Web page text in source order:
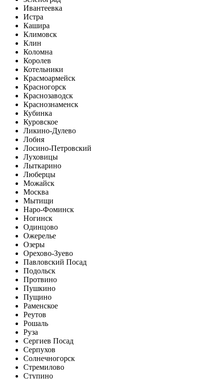
Ивантеевка
Истра
Кашира
Климовск
Клин
Коломна
Королев
Котельники
Красмоармейск
Красногорск
Краснозаводск
Краснознаменск
Кубинка
Куровское
Ликино-Дулево
Лобня
Лосино-Петровский
Луховицы
Лыткарино
Люберцы
Можайск
Москва
Мытищи
Наро-Фоминск
Ногинск
Одинцово
Ожерелье
Озеры
Орехово-Зуево
Павловский Посад
Подольск
Протвино
Пушкино
Пущино
Раменское
Реутов
Рошаль
Руза
Сергиев Посад
Серпухов
Солнечногорск
Стремилово
Ступино